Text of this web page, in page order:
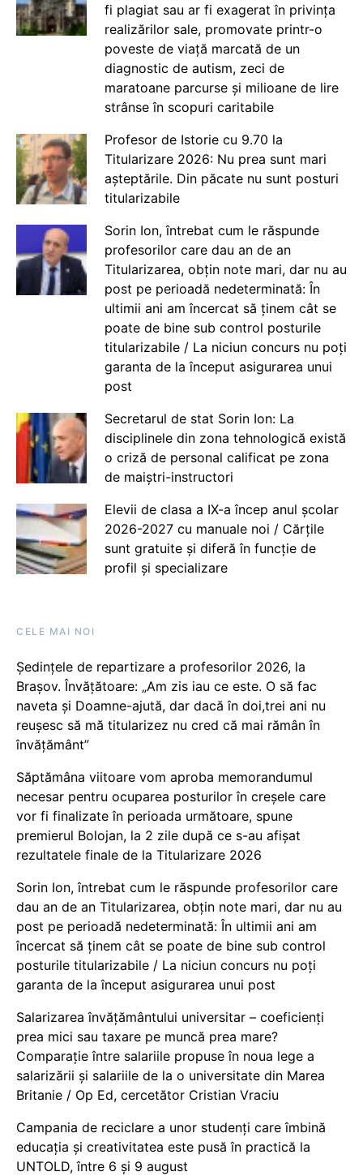
fi plagiat sau ar fi exagerat în privința
realizărilor sale, promovate printr-o
poveste de viață marcată de un
diagnostic de autism, zeci de
maratoane parcurse și milioane de lire
strânse în scopuri caritabile
Profesor de Istorie cu 9.70 la
Titularizare 2026: Nu prea sunt mari
așteptările. Din păcate nu sunt posturi
titularizabile
Sorin Ion, întrebat cum le răspunde
profesorilor care dau an de an
Titularizarea, obțin note mari, dar nu au
post pe perioadă nedeterminată: În
ultimii ani am încercat să ținem cât se
poate de bine sub control posturile
titularizabile / La niciun concurs nu poți
garanta de la început asigurarea unui
post
Secretarul de stat Sorin Ion: La
disciplinele din zona tehnologică există
o criză de personal calificat pe zona
de maiștri-instructori
Elevii de clasa a IX-a încep anul școlar
2026-2027 cu manuale noi / Cărțile
sunt gratuite și diferă în funcție de
profil și specializare
CELE MAI NOI
Ședințele de repartizare a profesorilor 2026, la
Brașov. Învățătoare: „Am zis iau ce este. O să fac
naveta și Doamne-ajută, dar dacă în doi,trei ani nu
reușesc să mă titularizez nu cred că mai rămân în
învățământ”
Săptămâna viitoare vom aproba memorandumul
necesar pentru ocuparea posturilor în creșele care
vor fi finalizate în perioada următoare, spune
premierul Bolojan, la 2 zile după ce s-au afișat
rezultatele finale de la Titularizare 2026
Sorin Ion, întrebat cum le răspunde profesorilor care
dau an de an Titularizarea, obțin note mari, dar nu au
post pe perioadă nedeterminată: În ultimii ani am
încercat să ținem cât se poate de bine sub control
posturile titularizabile / La niciun concurs nu poți
garanta de la început asigurarea unui post
Salarizarea învățământului universitar – coeficienți
prea mici sau taxare pe muncă prea mare?
Comparație între salariile propuse în noua lege a
salarizării și salariile de la o universitate din Marea
Britanie / Op Ed, cercetător Cristian Vraciu
Campania de reciclare a unor studenți care îmbină
educația și creativitatea este pusă în practică la
UNTOLD, între 6 și 9 august